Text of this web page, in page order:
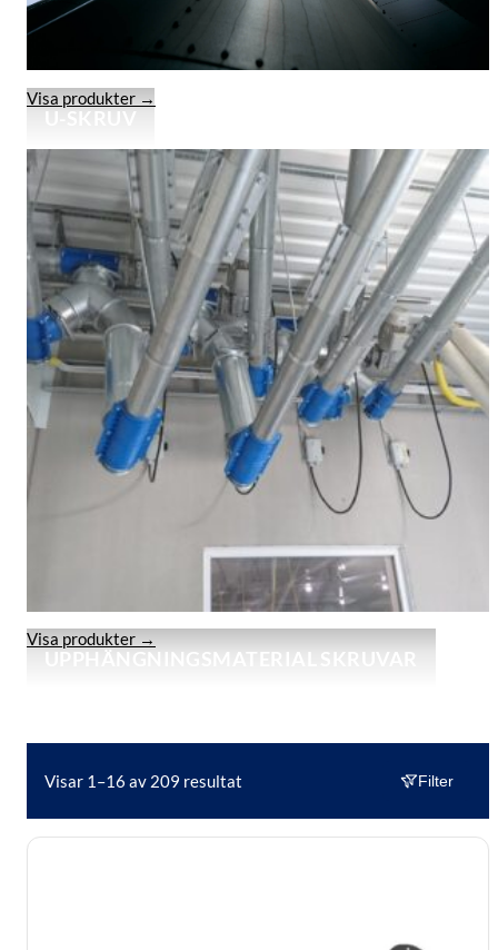
U-SKRUV
Visa produkter →
UPPHÄNGNINGSMATERIAL SKRUVAR
Visa produkter →
Visar 1–16 av 209 resultat Filter